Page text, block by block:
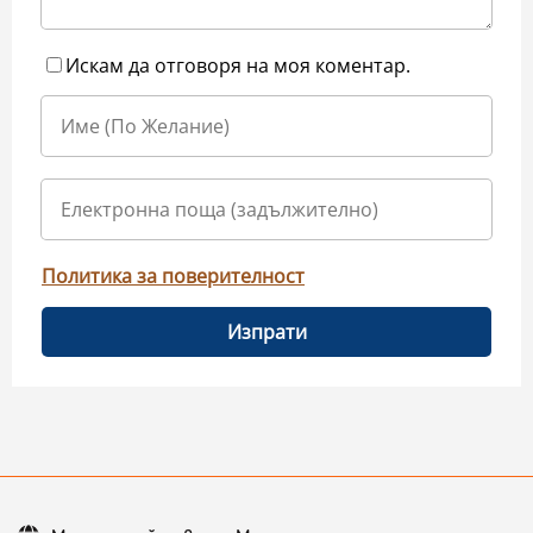
Искам да отговоря на моя коментар.
Политика за поверителност
Изпрати